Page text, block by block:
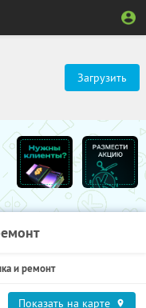
Загрузить
и ремонт
Показать на карте